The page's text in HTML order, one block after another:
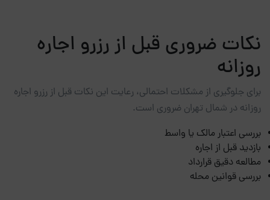
نکات ضروری قبل از رزرو اجاره
روزانه
برای جلوگیری از مشکلات احتمالی، رعایت این نکات قبل از رزرو اجاره
روزانه در شمال تهران ضروری است.
بررسی اعتبار مالک یا واسط
بازدید قبل از اجاره
مطالعه دقیق قرارداد
بررسی قوانین محله